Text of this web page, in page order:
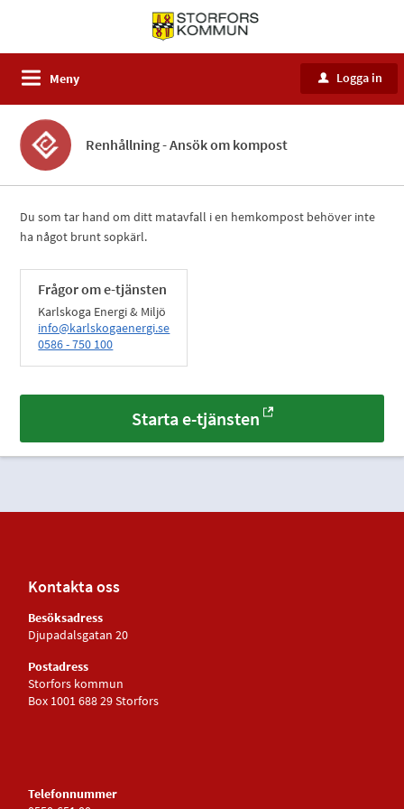
Meny u Logga in
Renhållning - Ansök om kompost
Du som tar hand om ditt matavfall i en hemkompost behöver inte
ha något brunt sopkärl.
Frågor om e-tjänsten
Karlskoga Energi & Miljö
info@karlskogaenergi.se
0586 - 750 100
Starta e-tjänsten
Kontakta oss
Besöksadress
Djupadalsgatan 20
Postadress
Storfors kommun
Box 1001 688 29 Storfors
Telefonnummer